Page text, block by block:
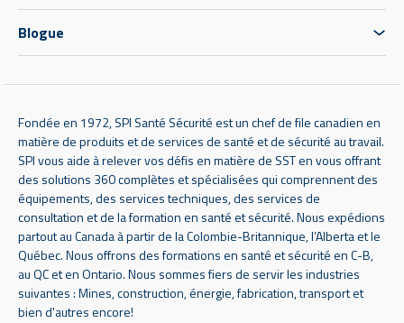
Blogue
Fondée en 1972, SPI Santé Sécurité est un chef de file canadien en
matière de produits et de services de santé et de sécurité au travail.
SPI vous aide à relever vos défis en matière de SST en vous offrant
des solutions 360 complètes et spécialisées qui comprennent des
équipements, des services techniques, des services de
consultation et de la formation en santé et sécurité. Nous expédions
partout au Canada à partir de la Colombie-Britannique, l’Alberta et le
Québec. Nous offrons des formations en santé et sécurité en C-B,
au QC et en Ontario. Nous sommes fiers de servir les industries
suivantes : Mines, construction, énergie, fabrication, transport et
bien d'autres encore!